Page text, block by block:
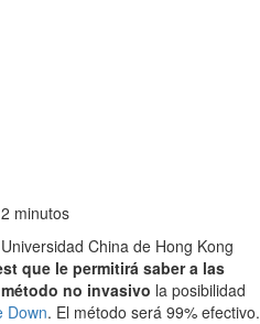
2 minutos
China de Hong Kong
que le permitirá saber a las
no invasivo la posibilidad
Down. El método será 99% efectivo.